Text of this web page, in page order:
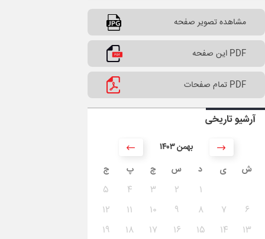
مشاهده تصویر صفحه
PDF این صفحه
PDF تمام صفحات
آرشیو تاریخی
۱۴۰۳ بهمن
ش
ی د س چ پ ج
۱ ۲ ۳ ۴
۵
۶
۷ ۸ ۹ ۱۰ ۱۱
۱۲
۱۳
۱۴ ۱۵ ۱۶ ۱۷ ۱۸
۱۹